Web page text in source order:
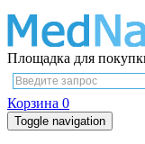
Площадка для
Корзина 0
Toggle navigation